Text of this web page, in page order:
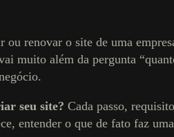
renovar o site de uma
muito além da pergunta
seu site? Cada passo,
entender o que de fato faz